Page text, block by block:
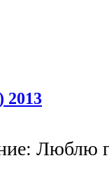
2013
Люблю